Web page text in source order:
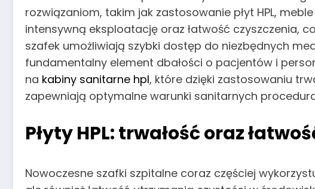
rozwiązaniom, takim jak zastosowanie płyt HPL,
intensywną eksploatację oraz łatwość czyszczenia,
szafek umożliwiają szybki dostęp do niezbędnych
fundamentalny element dbałości o pacjentów i
na kabiny sanitarne hpl, które dzięki zastosowaniu
zapewniają optymalne warunki sanitarnych
Płyty HPL: trwałość oraz
Nowoczesne szafki szpitalne coraz częściej